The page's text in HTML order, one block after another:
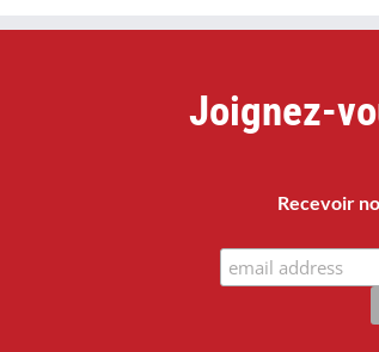
Joignez-
Recevoir